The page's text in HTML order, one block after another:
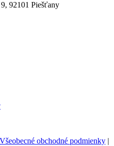
92101 Piešťany
Všeobecné obchodné podmienky |